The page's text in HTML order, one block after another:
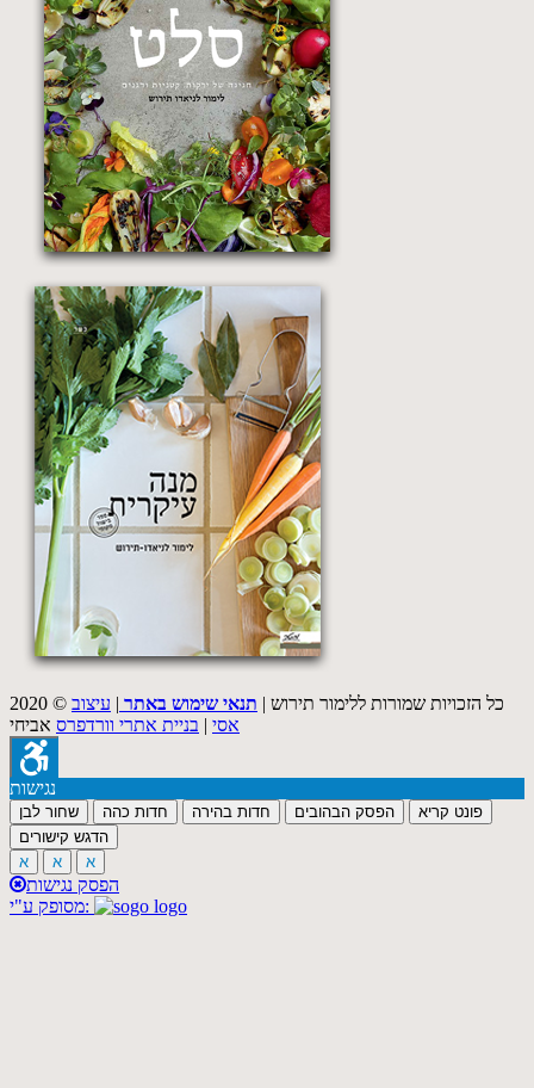
2020 © כל הזכויות שמורות ללימור תירוש | תנאי שימוש באתר | עיצוב
אסי | בניית אתרי וורדפרס אביחי
נגישות
שחור לבן חדות כהה חדות בהירה הפסק הבהובים
פונט קריא
הדגש קישורים
א
א א
הפסק נגישות
מסופק ע"י: